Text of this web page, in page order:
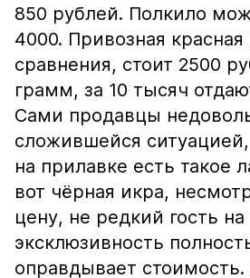
850 рублей. Полкило
4000. Привозная красная
сравнения, стоит 2500
грамм, за 10 тысяч
Сами продавцы
сложившейся
на прилавке есть такое
вот чёрная икра,
цену, не редкий гость
эксклюзивность
оправдывает